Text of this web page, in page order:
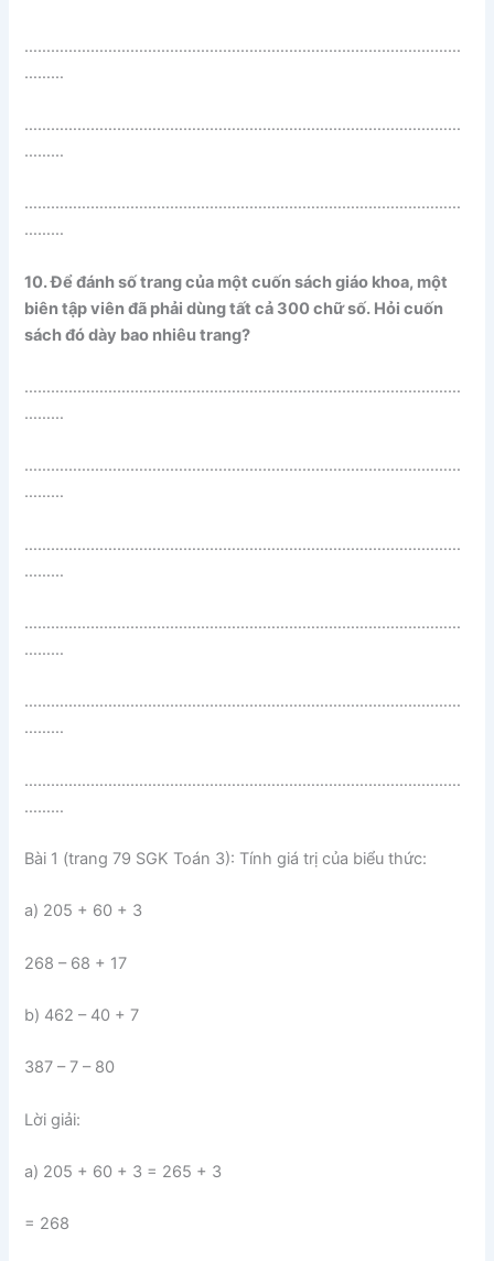
………………………………………………………………………………………
………
………………………………………………………………………………………
………
………………………………………………………………………………………
………
10. Để đánh số trang của một cuốn sách giáo khoa, một
biên tập viên đã phải dùng tất cả 300 chữ số. Hỏi cuốn
sách đó dày bao nhiêu trang?
………………………………………………………………………………………
………
………………………………………………………………………………………
………
………………………………………………………………………………………
………
………………………………………………………………………………………
………
………………………………………………………………………………………
………
………………………………………………………………………………………
………
Bài 1 (trang 79 SGK Toán 3): Tính giá trị của biểu thức:
a) 205 + 60 + 3
268 – 68 + 17
b) 462 – 40 + 7
387 – 7 – 80
Lời giải:
a) 205 + 60 + 3 = 265 + 3
= 268